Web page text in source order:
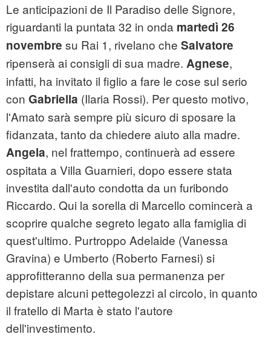
Le anticipazioni de Il Paradiso delle Signore,
riguardanti la puntata 32 in onda martedì 26
novembre su Rai 1, rivelano che Salvatore
ripenserà ai consigli di sua madre. Agnese,
infatti, ha invitato il figlio a fare le cose sul serio
con Gabriella (Ilaria Rossi). Per questo motivo,
l'Amato sarà sempre più sicuro di sposare la
fidanzata, tanto da chiedere aiuto alla madre.
Angela, nel frattempo, continuerà ad essere
ospitata a Villa Guarnieri, dopo essere stata
investita dall'auto condotta da un furibondo
Riccardo. Qui la sorella di Marcello comincerà a
scoprire qualche segreto legato alla famiglia di
quest'ultimo. Purtroppo Adelaide (Vanessa
Gravina) e Umberto (Roberto Farnesi) si
approfitteranno della sua permanenza per
depistare alcuni pettegolezzi al circolo, in quanto
il fratello di Marta è stato l'autore
dell'investimento.